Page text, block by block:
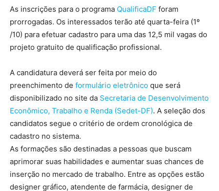
As inscrições para o programa QualificaDF foram
prorrogadas. Os interessados terão até quarta-feira (1º
/10) para efetuar cadastro para uma das 12,5 mil vagas do
projeto gratuito de qualificação profissional.
A candidatura deverá ser feita por meio do
preenchimento de formulário eletrônico que será
disponibilizado no site da Secretaria de Desenvolvimento
Econômico, Trabalho e Renda (Sedet-DF). A seleção dos
candidatos segue o critério de ordem cronológica de
cadastro no sistema.
As formações são destinadas a pessoas que buscam
aprimorar suas habilidades e aumentar suas chances de
inserção no mercado de trabalho. Entre as opções estão
designer gráfico, atendente de farmácia, designer de